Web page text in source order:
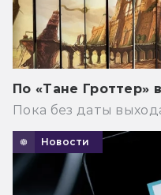
По «Тане Гроттер»
Пока без даты
Новости